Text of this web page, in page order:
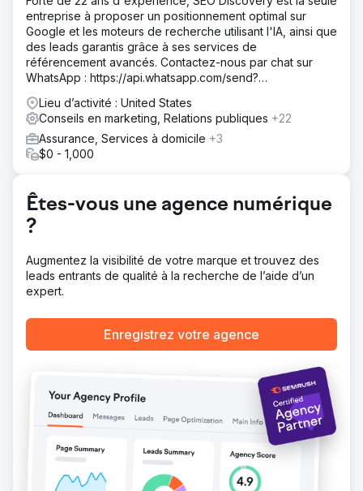
fournissant une assistance et une surveillance continues.
Résultat
Le client a constaté une amélioration significative de sa
présence en ligne, une augmentation du trafic sur son site
Web, des taux de conversion plus élevés et une
augmentation du nombre de nouveaux clients. Ils ont été
extrêmement satisfaits du service de Local & Qualified et
du retour sur investissement obtenu.
entreprise à proposer un positionnement optimal sur
Google et les moteurs de recherche utilisant l'IA, ainsi que
des leads garantis grâce à ses services de
référencement avancés. Contactez-nous par chat sur
WhatsApp : https://api.whatsapp.com/send?
Lieu d’activité : United States
Conseils en marketing, Relations publiques +22
Assurance, Services à domicile +3
$0 - 1,000
Êtes-vous une agence numérique
?
Augmentez la visibilité de votre marque et trouvez des
leads entrants de qualité à la recherche de l’aide d’un
expert.
Enregistrez votre agence